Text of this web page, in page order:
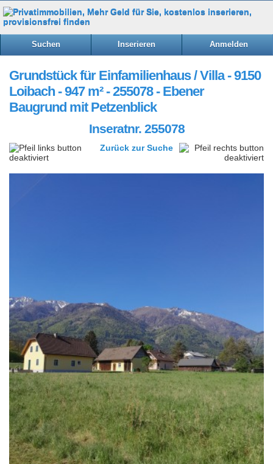
Suchen Inserieren Anmelden
Grundstück für Einfamilienhaus / Villa - 9150
Loibach - 947 m² - 255078 - Ebener
Baugrund mit Petzenblick
Inseratnr. 255078
Zurück zur Suche